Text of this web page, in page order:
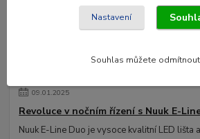
09.01.2025
Revoluce v nočním řízení s Nuuk E-
Nuuk E-Line Duo je vysoce kvalitní LED lišta
Nastavení
Souhlas můžete odmítnout